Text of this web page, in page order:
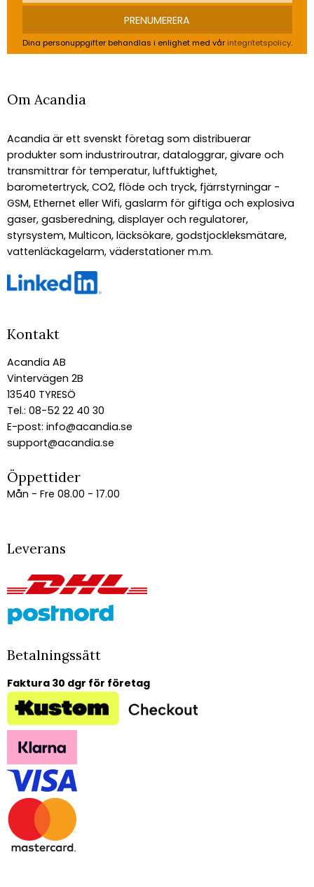
PRENUMERERA
Dina personuppgifter behandlas i enlighet med vår integritetspolicy.
Om Acandia
Acandia är ett svenskt företag som distribuerar
produkter som industriroutrar, dataloggrar, givare och
transmittrar för temperatur, luftfuktighet,
barometertryck, CO2, flöde och tryck, fjärrstyrningar -
GSM, Ethernet eller Wifi, gaslarm för giftiga och explosiva
gaser, gasberedning, displayer och regulatorer,
styrsystem, Multicon, läcksökare, godstjockleksmätare,
vattenläckagelarm, väderstationer m.m.
Kontakt
Acandia AB
Vintervägen 2B
13540 TYRESÖ
Tel.: 08-52 22 40 30
E-post: info@acandia.se
support@acandia.se
Öppettider
Mån - Fre 08.00 - 17.00
Leverans
Betalningssätt
Faktura 30 dgr för företag